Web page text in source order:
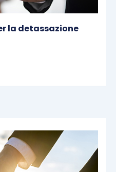
la detassazione